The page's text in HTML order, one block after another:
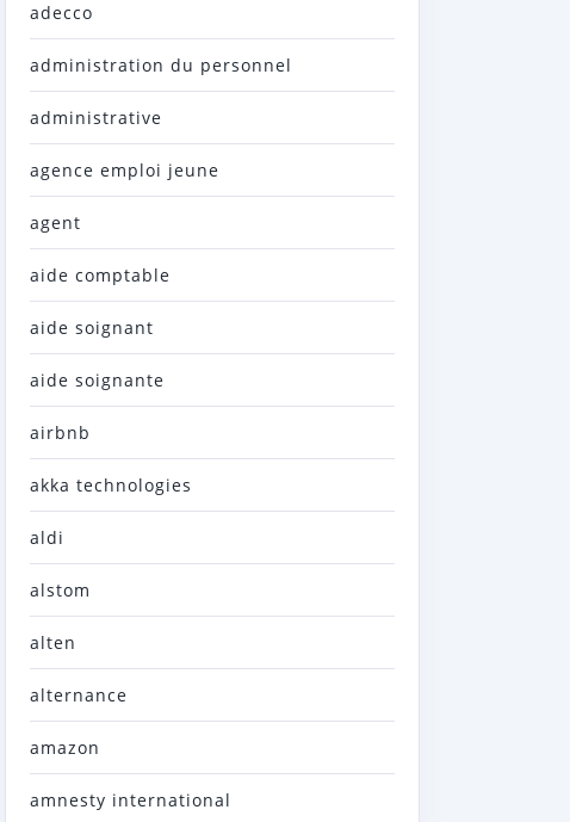
adecco
administration du personnel
administrative
agence emploi jeune
agent
aide comptable
aide soignant
aide soignante
airbnb
akka technologies
aldi
alstom
alten
alternance
amazon
amnesty international